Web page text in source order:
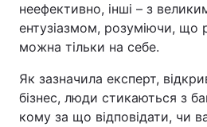
неефективно, інші – з
ентузіазмом, розуміючи, що
можна тільки на себе.
Як зазначила експерт,
бізнес, люди стикаються з
кому за що відповідати, чи